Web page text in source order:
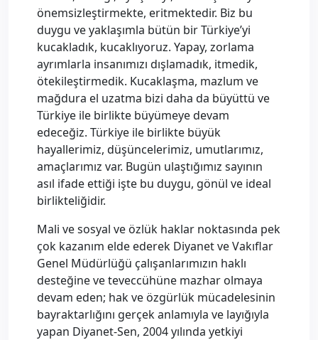
önemsizleştirmekte, eritmektedir. Biz bu
duygu ve yaklaşımla bütün bir Türkiye’yi
kucakladık, kucaklıyoruz. Yapay, zorlama
ayrımlarla insanımızı dışlamadık, itmedik,
ötekileştirmedik. Kucaklaşma, mazlum ve
mağdura el uzatma bizi daha da büyüttü ve
Türkiye ile birlikte büyümeye devam
edeceğiz. Türkiye ile birlikte büyük
hayallerimiz, düşüncelerimiz, umutlarımız,
amaçlarımız var. Bugün ulaştığımız sayının
asıl ifade ettiği işte bu duygu, gönül ve ideal
birlikteliğidir.
Mali ve sosyal ve özlük haklar noktasında pek
çok kazanım elde ederek Diyanet ve Vakıflar
Genel Müdürlüğü çalışanlarımızın haklı
desteğine ve teveccühüne mazhar olmaya
devam eden; hak ve özgürlük mücadelesinin
bayraktarlığını gerçek anlamıyla ve layığıyla
yapan Diyanet-Sen, 2004 yılında yetkiyi